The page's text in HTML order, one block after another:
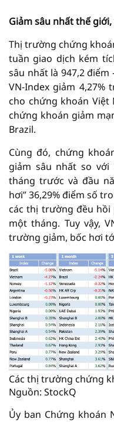
Giảm sâu nhất thế giới,
Thị trường chứng
tuần giao dịch kém
sâu nhất là 947,2
VN-Index giảm
cho chứng khoán
chứng khoán giảm
Brazil.
Cùng đó, chứng
giảm sâu nhất so
tháng trước và đầu
hơi” 36,29% điểm số
các thị trường đều hồi
một tháng. Tuy vậy,
trường giảm, bốc hơi
Các thị trường chứng
Nguồn: StockQ
Ủy ban Chứng khoán